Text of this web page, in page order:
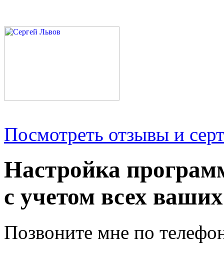
Посмотреть отзывы и
Настройка
с учетом всех
Позвоните мне по